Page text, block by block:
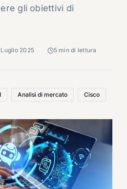
gli obiettivi di
Luglio 2025 5 min di lettura
Analisi di mercato Cisco